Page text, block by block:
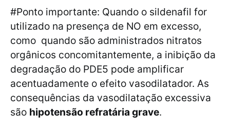
#Ponto importante: Quando o sildenafil for
utilizado na presença de NO em excesso,
como quando são administrados nitratos
orgânicos concomitantemente, a inibição da
degradação do PDE5 pode amplificar
acentuadamente o efeito vasodilatador. As
consequências da vasodilatação excessiva
são hipotensão refratária grave.